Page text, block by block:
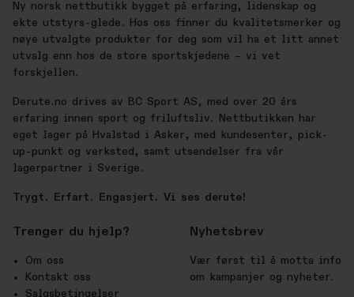
Ny norsk nettbutikk bygget på erfaring, lidenskap og
ekte utstyrs-glede. Hos oss finner du kvalitetsmerker og
nøye utvalgte produkter for deg som vil ha et litt annet
utvalg enn hos de store sportskjedene – vi vet
forskjellen.
Derute.no drives av BC Sport AS, med over 20 års
erfaring innen sport og friluftsliv. Nettbutikken har
eget lager på Hvalstad i Asker, med kundesenter, pick-
up-punkt og verksted, samt utsendelser fra vår
lagerpartner i Sverige.
Trygt. Erfart. Engasjert. Vi ses derute!
Trenger du hjelp?
Om oss
Kontakt oss
Salgsbetingelser
Nyhetsbrev
Vær først til å motta info
om kampanjer og nyheter.